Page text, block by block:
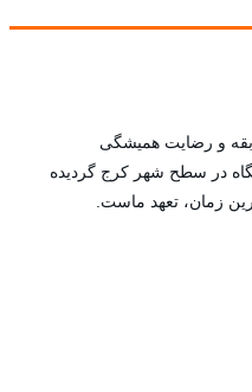
بیش از ۲۵ سال سابقه و رضایت همیشگی
در سطح شهر کرج گردیده
زمان، تعهد ماست.